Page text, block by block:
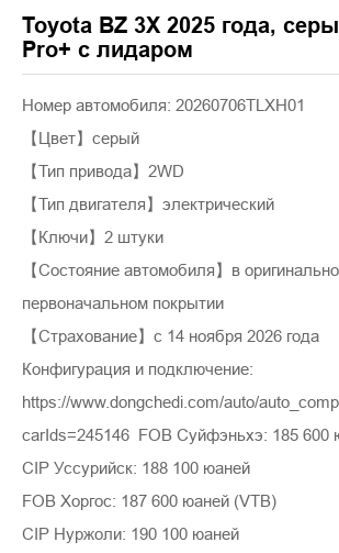
Toyota BZ 3X 2025 года,
Pro+ с лидаром
Номер автомобиля: 20260706TLXH01
【Цвет】серый
【Тип привода】2WD
【Тип двигателя】электрический
【Ключи】2 штуки
【Состояние автомобиля】в
первоначальном покрытии
【Страхование】с 14 ноября 2026 года
Конфигурация и подключение:
https://www.dongchedi.com/auto/
carIds=245146 FOB Суйфэньхэ: 185 600
CIP Уссурийск: 188 100 юаней
FOB Хоргос: 187 600 юаней (VTB)
CIP Нуржоли: 190 100 юаней